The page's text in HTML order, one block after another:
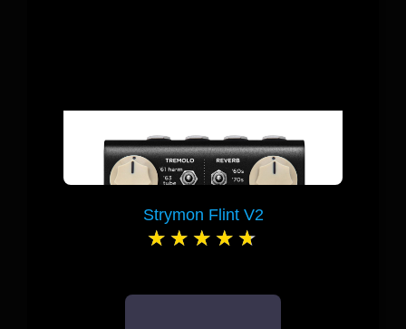
Strymon Flint V2